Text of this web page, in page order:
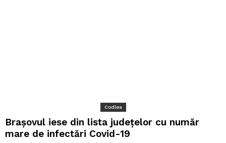
Codlea
Brașovul iese din lista județelor cu număr
mare de infectări Covid-19